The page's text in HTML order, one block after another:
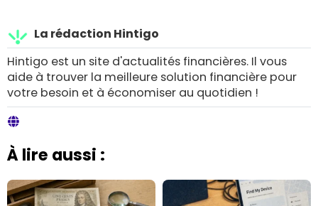
La rédaction Hintigo
Hintigo est un site d'actualités financières. Il vous
aide à trouver la meilleure solution financière pour
votre besoin et à économiser au quotidien !
À lire aussi :